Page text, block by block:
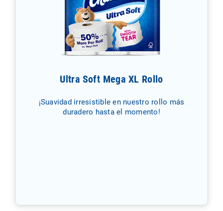
Ultra Soft Mega XL Rollo
¡Suavidad irresistible en nuestro rollo más
duradero hasta el momento!